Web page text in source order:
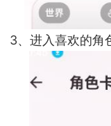
3、进入喜欢的角